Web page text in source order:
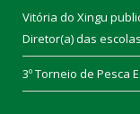
Vitória do Xingu
Diretor(a) das
3º Torneio de Pesca